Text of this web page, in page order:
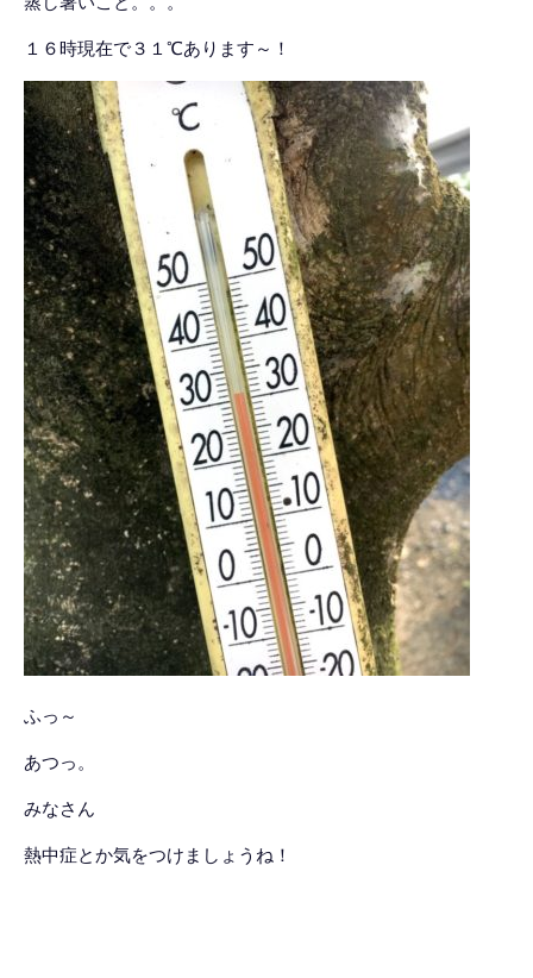
１６時現在で３１℃あります～！
ふっ～
あつっ。
みなさん
熱中症とか気をつけましょうね！